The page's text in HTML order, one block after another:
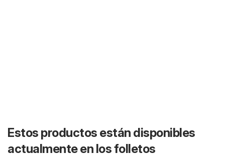
Estos productos están disponibles
actualmente en los folletos